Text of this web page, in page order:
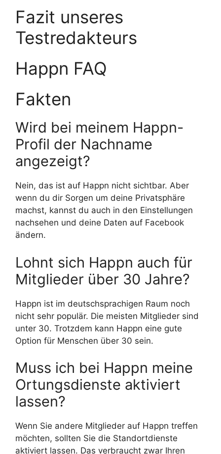
Fazit unseres
Testredakteurs
Happn FAQ
Fakten
Wird bei meinem Happn-
Profil der Nachname
angezeigt?
Nein, das ist auf Happn nicht sichtbar. Aber
wenn du dir Sorgen um deine Privatsphäre
machst, kannst du auch in den Einstellungen
nachsehen und deine Daten auf Facebook
ändern.
Lohnt sich Happn auch für
Mitglieder über 30 Jahre?
Happn ist im deutschsprachigen Raum noch
nicht sehr populär. Die meisten Mitglieder sind
unter 30. Trotzdem kann Happn eine gute
Option für Menschen über 30 sein.
Muss ich bei Happn meine
Ortungsdienste aktiviert
lassen?
Wenn Sie andere Mitglieder auf Happn treffen
möchten, sollten Sie die Standortdienste
aktiviert lassen. Das verbraucht zwar Ihren